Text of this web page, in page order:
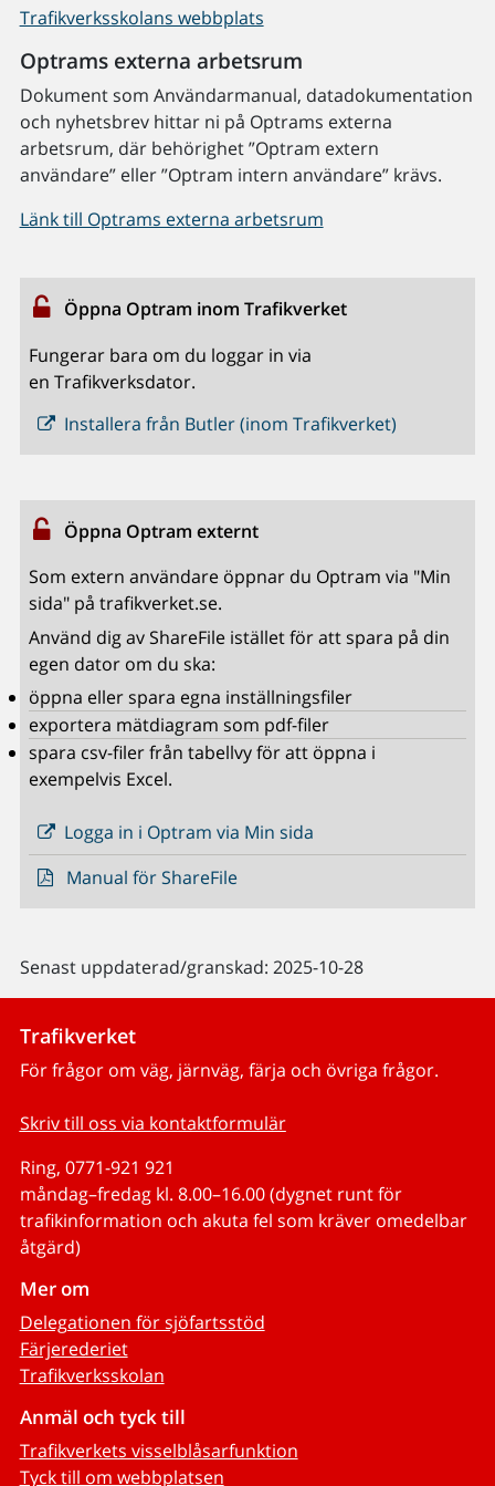
Trafikverksskolans webbplats
Optrams externa arbetsrum
Dokument som Användarmanual, datadokumentation
och nyhetsbrev hittar ni på Optrams externa
arbetsrum, där behörighet ”Optram extern
användare” eller ”Optram intern användare” krävs.
Länk till Optrams externa arbetsrum
Öppna Optram inom Trafikverket
Fungerar bara om du loggar in via
en Trafikverksdator.
Installera från Butler (inom Trafikverket)
Öppna Optram externt
Som extern användare öppnar du Optram via "Min
sida" på trafikverket.se.
Använd dig av ShareFile istället för att spara på din
egen dator om du ska:
öppna eller spara egna inställningsfiler
exportera mätdiagram som pdf-filer
spara csv-filer från tabellvy för att öppna i
exempelvis Excel.
Logga in i Optram via Min sida
Manual för ShareFile
Senast uppdaterad/granskad: 2025-10-28
Trafikverket
För frågor om väg, järnväg, färja och övriga frågor.
Skriv till oss via kontaktformulär
Ring, 0771-921 921
måndag–fredag kl. 8.00–16.00 (dygnet runt för
trafikinformation och akuta fel som kräver omedelbar
åtgärd)
Mer om
Delegationen för sjöfartsstöd
Färjerederiet
Trafikverksskolan
Anmäl och tyck till
Trafikverkets visselblåsarfunktion
Tyck till om webbplatsen